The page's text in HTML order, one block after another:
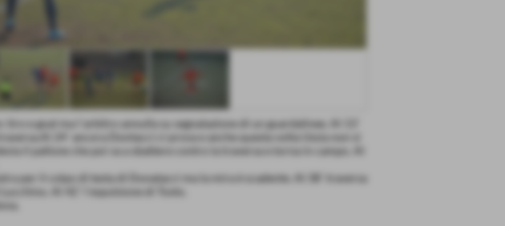
e goal ma l´arbitro annulla su segnalazione di un guardalinee. Al 13´
24´ ancora Dontacci ci prova e anche questa volta Ussia non si
il pallone che poi va a sbattere contro la traversa e torna in campo. Al
per il colpo di testa di Donatacci ma la mira è scadente. Al 38´ traversa
Al 42´ l´espulsione di Tosto.